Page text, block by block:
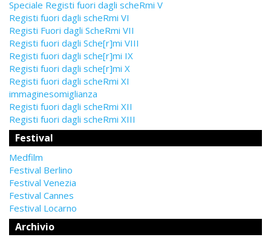
Speciale Registi fuori dagli scheRmi V
Registi fuori dagli scheRmi VI
Registi Fuori dagli ScheRmi VII
Registi fuori dagli Sche[r]mi VIII
Registi fuori dagli sche[r]mi IX
Registi fuori dagli sche[r]mi X
Registi fuori dagli scheRmi XI
immaginesomiglianza
Registi fuori dagli scheRmi XII
Registi fuori dagli scheRmi XIII
Festival
Medfilm
Festival Berlino
Festival Venezia
Festival Cannes
Festival Locarno
Archivio